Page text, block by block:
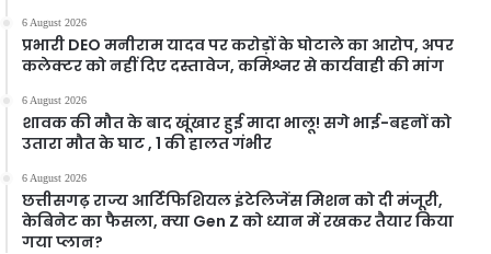
6 August 2026
प्रभारी DEO मनीराम यादव पर करोड़ों के घोटाले का आरोप, अपर
कलेक्टर को नहीं दिए दस्तावेज, कमिश्नर से कार्यवाही की मांग
6 August 2026
शावक की मौत के बाद खूंखार हुई मादा भालू! सगे भाई-बहनों को
उतारा मौत के घाट , 1 की हालत गंभीर
6 August 2026
छत्तीसगढ़ राज्य आर्टिफिशियल इंटेलिजेंस मिशन को दी मंजूरी,
केबिनेट का फैसला, क्या Gen Z को ध्यान में रखकर तैयार किया
गया प्लान?